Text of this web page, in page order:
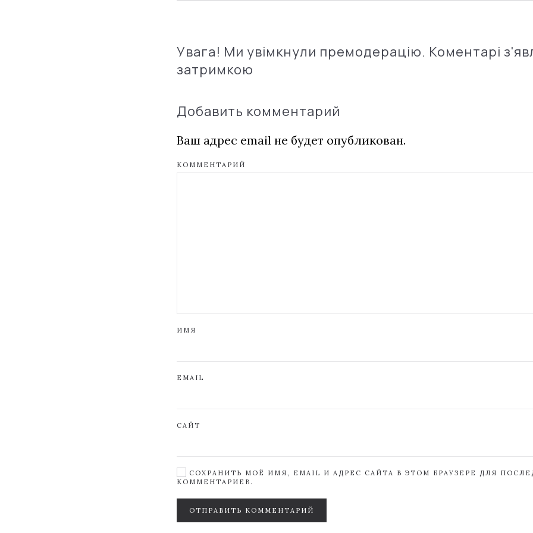
Увага! Ми увімкнули премодерацію. Коментарі
затримкою
Добавить комментарий
Ваш адрес email не будет опубликован.
КОММЕНТАРИЙ
ИМЯ
EMAIL
САЙТ
СОХРАНИТЬ МОЁ ИМЯ, EMAIL И АДРЕС САЙТА В ЭТОМ БРАУЗЕРЕ ДЛЯ
КОММЕНТАРИЕВ.
ОТПРАВИТЬ КОММЕНТАРИЙ